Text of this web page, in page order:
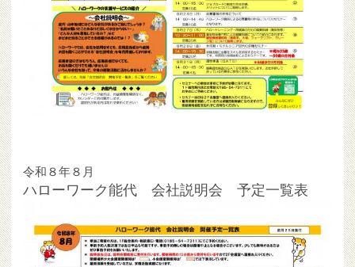
令和８年８月
ハローワーク能代 会社説明会 予定一覧表